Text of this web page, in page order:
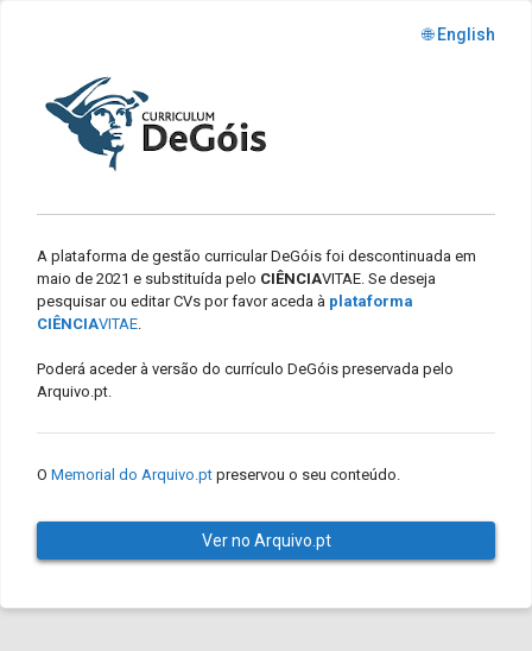
🌐 English
A plataforma de gestão curricular DeGóis foi descontinuada em
maio de 2021 e substituída pelo CIÊNCIAVITAE. Se deseja
pesquisar ou editar CVs por favor aceda à plataforma
CIÊNCIAVITAE.
Poderá aceder à versão do currículo DeGóis preservada pelo
Arquivo.pt.
O Memorial do Arquivo.pt preservou o seu conteúdo.
Ver no Arquivo.pt